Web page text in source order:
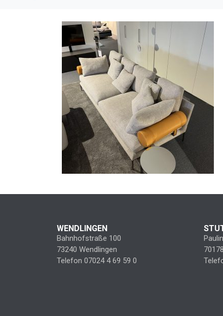
WENDLINGEN
Bahnhofstraße 100
73240 Wendlingen
Telefon 07024 4 69 59 0